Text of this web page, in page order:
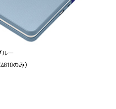
ルー
のみ）